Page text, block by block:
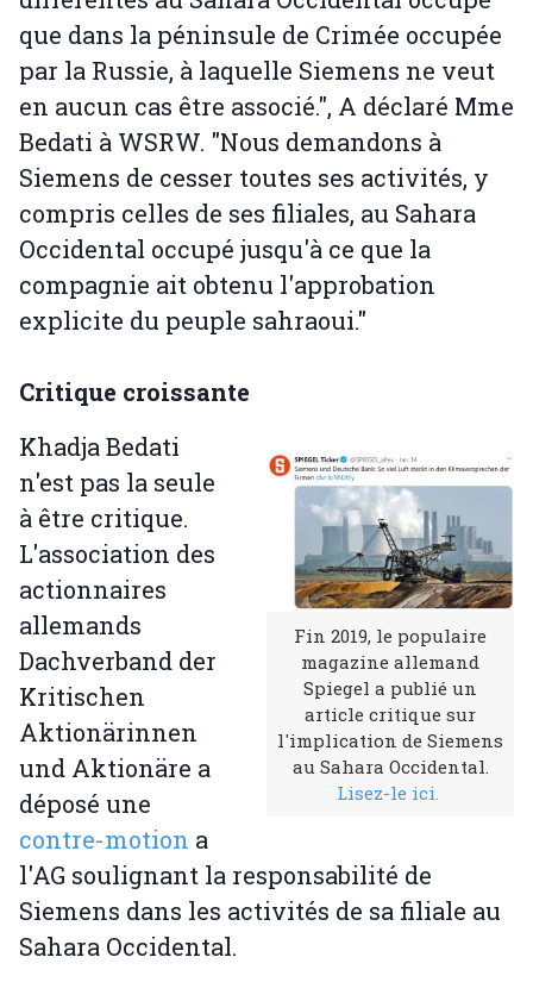
que dans la péninsule de Crimée occupée
par la Russie, à laquelle Siemens ne veut
en aucun cas être associé.", A déclaré Mme
Bedati à WSRW. "Nous demandons à
Siemens de cesser toutes ses activités, y
compris celles de ses filiales, au Sahara
Occidental occupé jusqu'à ce que la
compagnie ait obtenu l'approbation
explicite du peuple sahraoui."
Critique croissante
Fin 2019, le populaire
magazine allemand
Spiegel a publié un
article critique sur
l'implication de Siemens
au Sahara Occidental.
Lisez-le ici.
Khadja Bedati
n'est pas la seule
à être critique.
L'association des
actionnaires
allemands
Dachverband der
Kritischen
Aktionärinnen
und Aktionäre a
déposé une
contre-motion a
l'AG soulignant la responsabilité de
Siemens dans les activités de sa filiale au
Sahara Occidental.